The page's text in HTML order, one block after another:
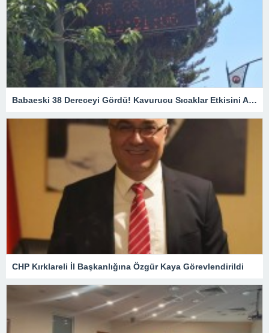
Babaeski 38 Dereceyi Gördü! Kavurucu Sıcaklar Etkisini Artırıyor
CHP Kırklareli İl Başkanlığına Özgür Kaya Görevlendirildi